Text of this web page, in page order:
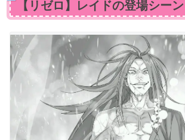
【リゼロ】レイドの登場シーン